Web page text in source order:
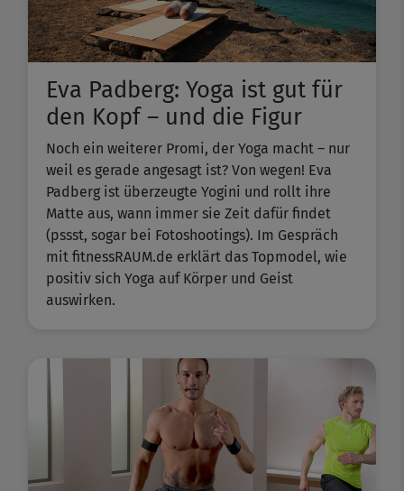
Eva Padberg: Yoga ist gut für
den Kopf – und die Figur
Noch ein weiterer Promi, der Yoga macht – nur
weil es gerade angesagt ist? Von wegen! Eva
Padberg ist überzeugte Yogini und rollt ihre
Matte aus, wann immer sie Zeit dafür findet
(pssst, sogar bei Fotoshootings). Im Gespräch
mit fitnessRAUM.de erklärt das Topmodel, wie
positiv sich Yoga auf Körper und Geist
auswirken.